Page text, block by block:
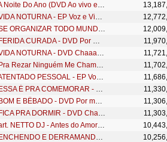
Zé Neto e Cristiano - A Noite Do Ano (DVD Ao vivo em São José do Rio Preto)
Zé Neto e Cristiano - VIDA NOTURNA - EP Voz e Violão
Zé Neto e Cristiano - SE ORGANIZAR TODO MUNDO BEIJA - DVD Um Novo Sonho
Zé Neto e Cristiano - FERIDA CURADA - DVD Por mais beijos ao vivo
Zé Neto e Cristiano - VIDA NOTURNA - DVD Chaaama
Zé Neto e Cristiano - Pra Rezar Ninguém Me Chama - Part. Humberto e Ronaldo
Zé Neto e Cristiano - ATENTADO PESSOAL - EP Voz e Violão
Zé Neto e Cristiano - ESSA É PRA COMEMORAR - DVD Um Novo Sonho
Zé Neto e Cristiano - BOM E BÊBADO - DVD Por mais beijos ao vivo
Zé Neto e Cristiano - FICA PRA DORMIR - DVD Chaaama
Zé Neto e Cristiano part. NETTO DJ - Antes do Amor Virar Saudade (Vocês e Deus)
Zé Neto e Cristiano - ENCHENDO E DERRAMANDO - DVD Por mais beijos ao vivo